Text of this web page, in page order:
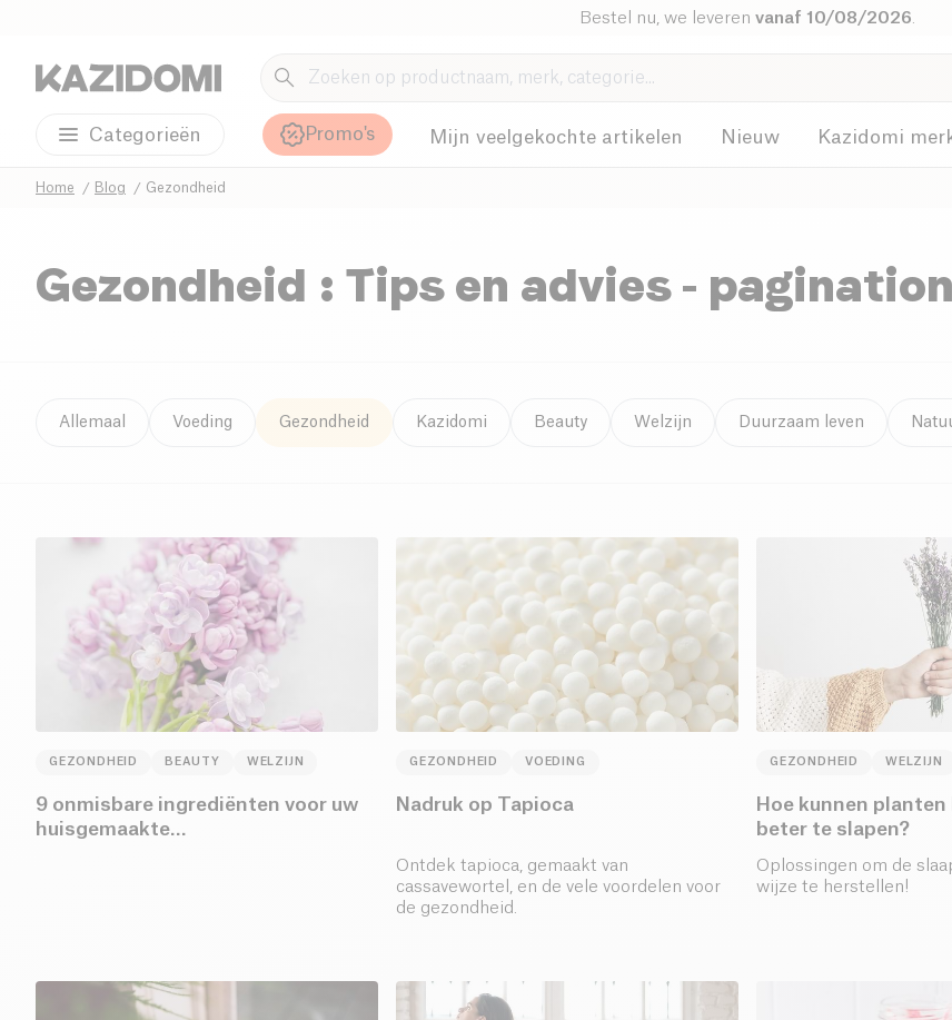
Bestel nu, we leveren vanaf 10/08/2026
Categorieën Promo's Mijn veelgekochte artikelen Nieuw Kazidomi
Home Blog Gezondheid
Gezondheid : Tips en advies -
Allemaal Voeding Gezondheid Kazidomi Beauty Welzijn Duurzaam leven
GEZONDHEID BEAUTY WELZIJN
9 onmisbare ingrediënten voor uw
huisgemaakte
GEZONDHEID VOEDING
Nadruk op Tapioca
Ontdek tapioca, gemaakt van
cassavewortel, en de vele voordelen voor
de gezondheid.
GEZONDHEID WELZIJN
Hoe kunnen planten
beter te slapen?
Oplossingen om de
wijze te herstellen!